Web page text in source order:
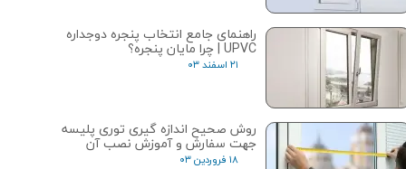
راهنمای جامع انتخاب پنجره دوجداره
UPVC | چرا مایان پنجره؟
۲۱ اسفند ۰۳
روش صحیح اندازه گیری توری پلیسه
جهت سفارش و آموزش نصب آن
۱۸ فروردین ۰۳